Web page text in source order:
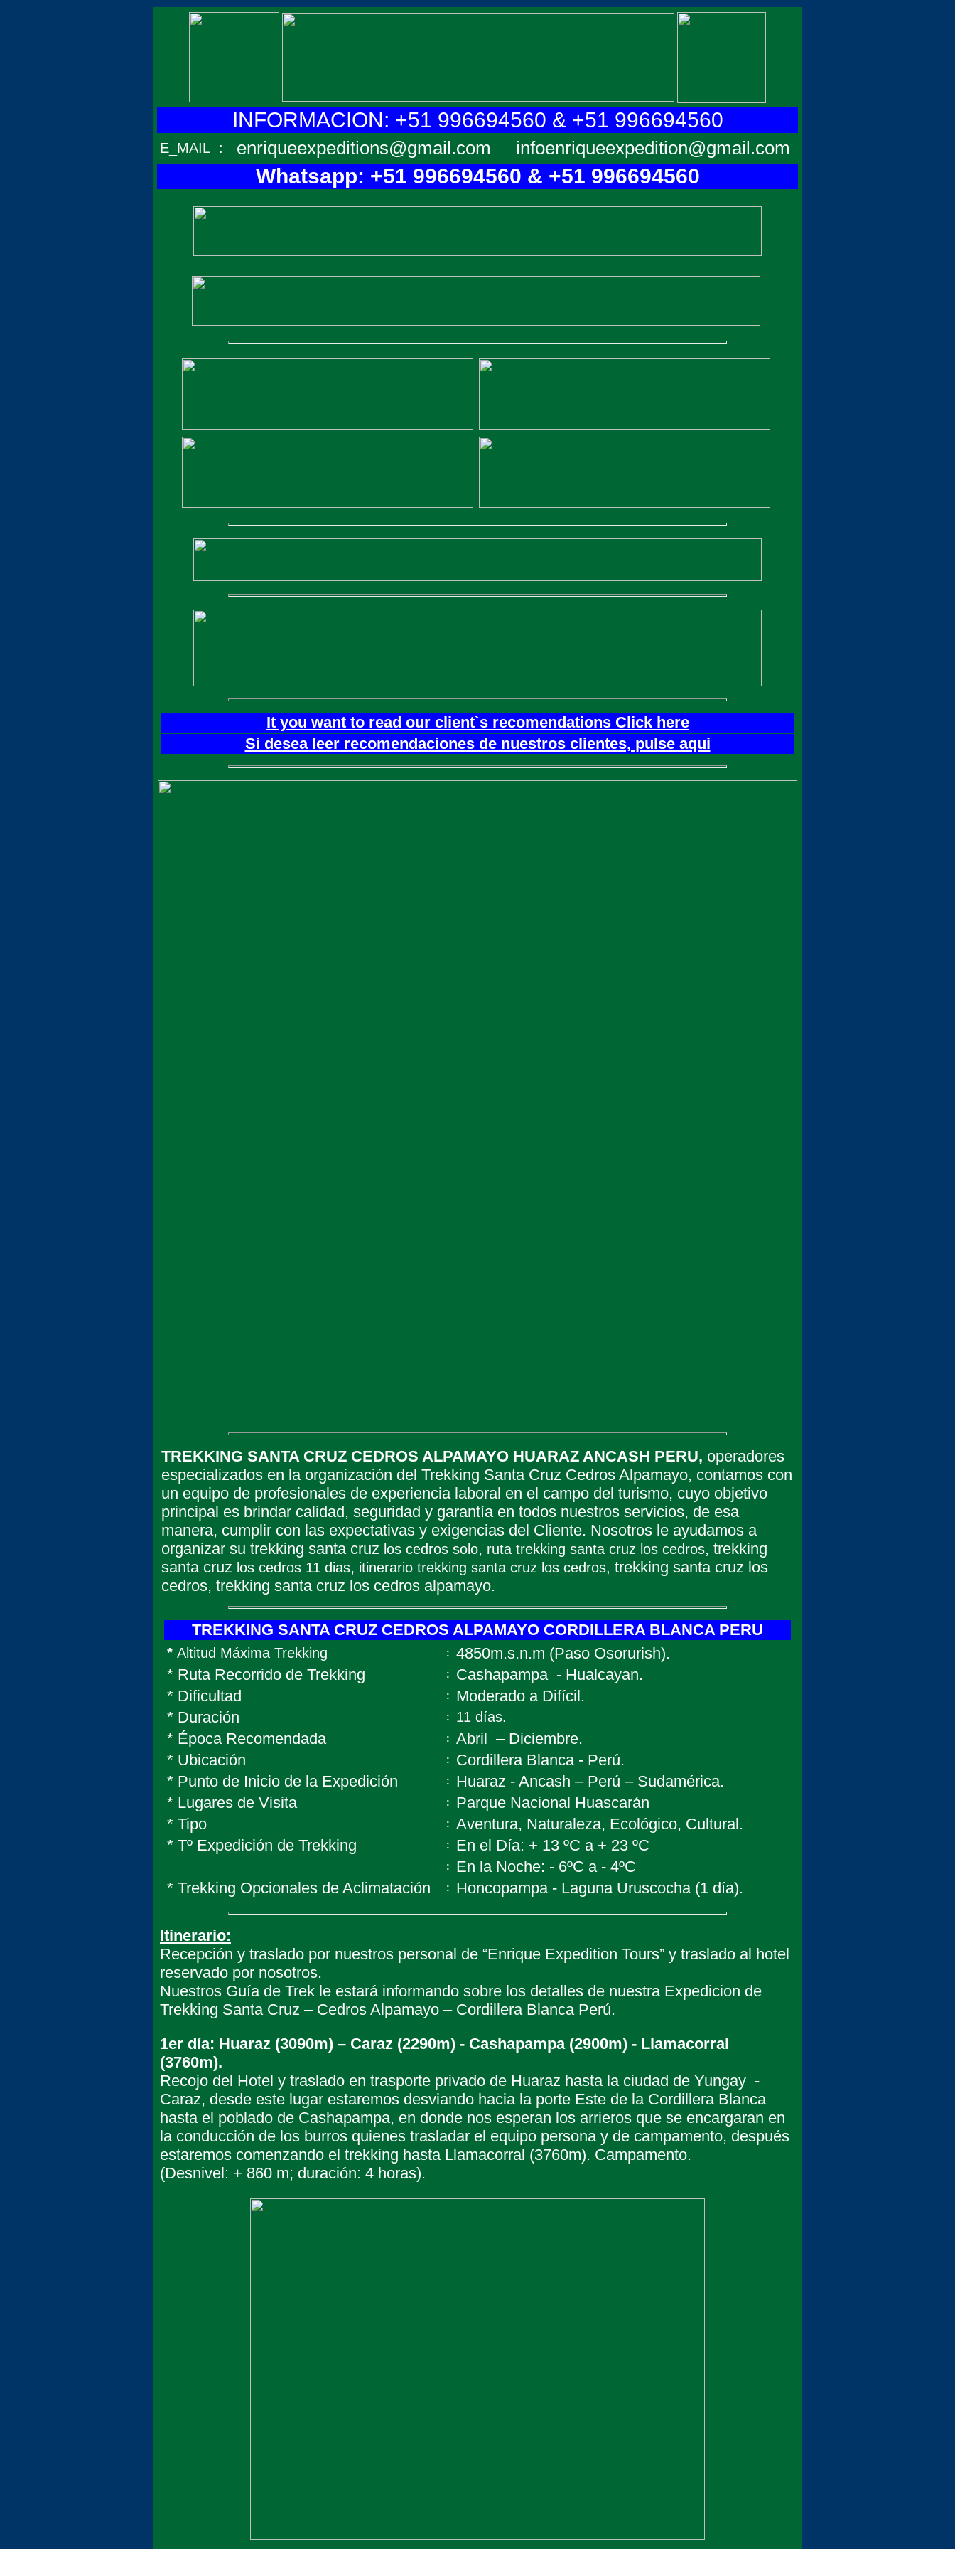
INFORMACION: +51 996694560 & +51 996694560
E_MAIL : enriqueexpeditions@gmail.com infoenriqueexpedition@gmail.com
Whatsapp: +51 996694560 & +51 996694560
It you want to read our client`s recomendations Click here
Si desea leer recomendaciones de nuestros clientes, pulse aqui
TREKKING SANTA CRUZ CEDROS ALPAMAYO HUARAZ ANCASH PERU, operadores
especializados en la organización del Trekking Santa Cruz Cedros Alpamayo, contamos con
un equipo de profesionales de experiencia laboral en el campo del turismo, cuyo objetivo
principal es brindar calidad, seguridad y garantía en todos nuestros servicios, de esa
manera, cumplir con las expectativas y exigencias del Cliente. Nosotros le ayudamos a
organizar su trekking santa cruz los cedros solo, ruta trekking santa cruz los cedros, trekking
santa cruz los cedros 11 dias, itinerario trekking santa cruz los cedros, trekking santa cruz los
cedros, trekking santa cruz los cedros alpamayo.
TREKKING SANTA CRUZ CEDROS ALPAMAYO CORDILLERA BLANCA PERU
* Altitud Máxima Trekking :
4850m.s.n.m (Paso Osorurish).
* Ruta Recorrido de Trekking
:
Cashapampa - Hualcayan.
* Dificultad
:
Moderado a Difícil.
* Duración
: 11 días.
* Época Recomendada :
Abril – Diciembre.
* Ubicación
:
Cordillera Blanca - Perú.
* Punto de Inicio de la Expedición
:
Huaraz - Ancash – Perú – Sudamérica.
* Lugares de Visita
:
Parque Nacional Huascarán
* Tipo
:
Aventura, Naturaleza, Ecológico, Cultural.
* Tº Expedición de Trekking
: En el Día: + 13 ºC a + 23 ºC
:
En la Noche: - 6ºC a - 4ºC
* Trekking Opcionales de Aclimatación
: Honcopampa - Laguna Uruscocha (1 día).
Itinerario:
Recepción y traslado por nuestros personal de “Enrique Expedition Tours” y traslado al hotel
reservado por nosotros.
Nuestros Guía de Trek le estará informando sobre los detalles de nuestra Expedicion de
Trekking Santa Cruz – Cedros Alpamayo – Cordillera Blanca Perú.
1er día: Huaraz (3090m) – Caraz (2290m) - Cashapampa (2900m) - Llamacorral
(3760m).
Recojo del Hotel y traslado en trasporte privado de Huaraz hasta la ciudad de Yungay -
Caraz, desde este lugar estaremos desviando hacia la porte Este de la Cordillera Blanca
hasta el poblado de Cashapampa, en donde nos esperan los arrieros que se encargaran en
la conducción de los burros quienes trasladar el equipo persona y de campamento, después
estaremos comenzando el trekking hasta Llamacorral (3760m). Campamento.
(Desnivel: + 860 m; duración: 4 horas).